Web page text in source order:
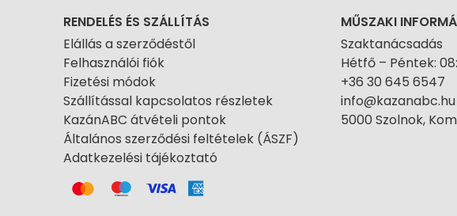
RENDELÉS ÉS SZÁLLÍTÁS
Elállás a szerződéstől
Felhasználói fiók
Fizetési módok
Szállítással kapcsolatos részletek
KazánABC átvételi pontok
Általános szerződési feltételek (ÁSZF)
Adatkezelési tájékoztató
MŰSZAKI
Szaktanácsadás
Hétfő – Péntek:
+36 30 645 6547
info@kazanabc.hu
5000 Szolnok,